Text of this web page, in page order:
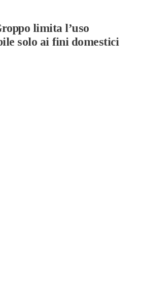
limita l’uso
solo ai fini domestici